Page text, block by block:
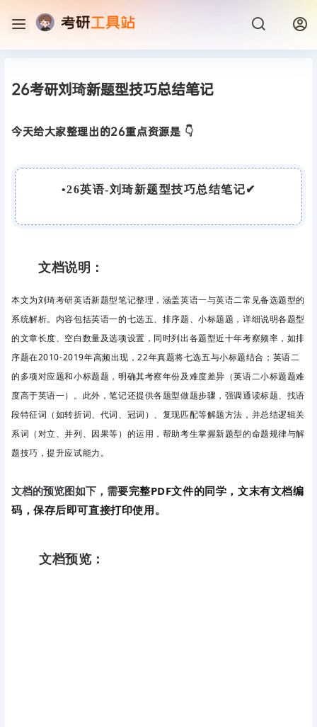
26考研刘琦新题型技巧总结笔记
今天给大家整理出的26重点资源是 👇
•26英语-刘琦新题型技巧总结笔记✔
文档说明：
本文为刘琦考研英语新题型笔记整理，涵盖英语一与英语二常见备选题型的
系统解析。内容包括英语一的七选五、排序题、小标题题，详细说明各题型
的文章长度、空白数量及选项设置，同时列出各题型近十年考察频率，如排
序题在2010-2019年高频出现，22年真题将七选五与小标题结合；英语二
的多项对应题和小标题题，明确其考察年份及难度差异（英语二小标题题难
度高于英语一）。此外，笔记还提供各题型做题步骤，强调通读标题、找语
段特征词（如转折词、代词、冠词）、复现匹配等解题方法，并总结逻辑关
系词（对立、并列、因果等）的运用，帮助考生掌握新题型的命题规律与解
题技巧，提升应试能力。
文档的预览图如下，需要完整PDF文件的同学，文末有文档编
码，保存后即可直接打印使用。
文档预览：